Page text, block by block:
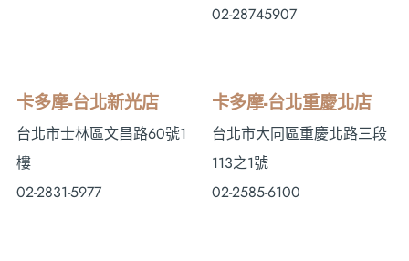
02-28745907
卡多摩-台北新光店
台北市士林區文昌路60號1
樓
02-2831-5977
卡多摩-台北重慶北店
台北市大同區重慶北路三段
113之1號
02-2585-6100